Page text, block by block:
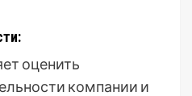
оценить
компании и